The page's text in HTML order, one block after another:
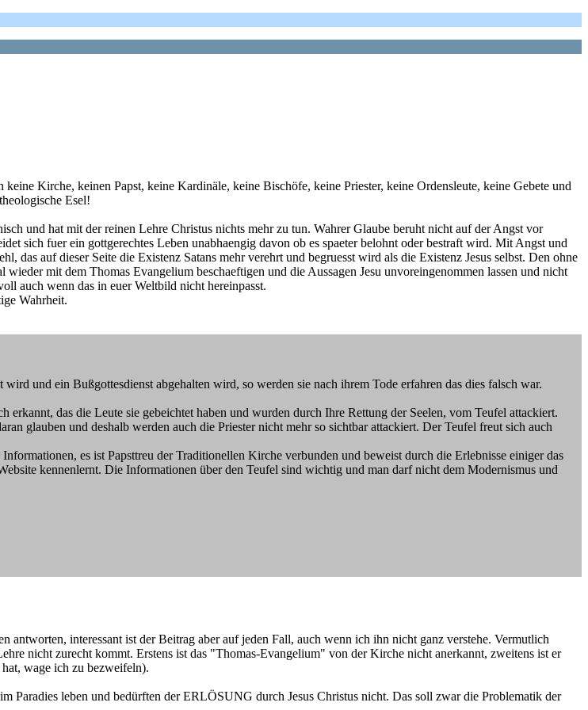
Kirche, keinen Papst, keine Kardinäle, keine Bischöfe, keine Priester, keine Ordensleute, keine Gebete und
Esel!
und hat mit der reinen Lehre Christus nichts mehr zu tun. Wahrer Glaube beruht nicht auf der Angst vor
sich fuer ein gottgerechtes Leben unabhaengig davon ob es spaeter belohnt oder bestraft wird. Mit Angst und
das auf dieser Seite die Existenz Satans mehr verehrt und begruesst wird als die Existenz Jesus selbst. Den ohne
mit dem Thomas Evangelium beschaeftigen und die Aussagen Jesu unvoreingenommen lassen und nicht
auch wenn das in euer Weltbild nicht hereinpasst.
Wahrheit.
und ein Bußgottesdienst abgehalten wird, so werden sie nach ihrem Tode erfahren das dies falsch war.
das die Leute sie gebeichtet haben und wurden durch Ihre Rettung der Seelen, vom Teufel attackiert.
glauben und deshalb werden auch die Priester nicht mehr so sichtbar attackiert. Der Teufel freut sich auch
es ist Papsttreu der Traditionellen Kirche verbunden und beweist durch die Erlebnisse einiger das
kennenlernt. Die Informationen über den Teufel sind wichtig und man darf nicht dem Modernismus und
interessant ist der Beitrag aber auf jeden Fall, auch wenn ich ihn nicht ganz verstehe. Vermutlich
nicht zurecht kommt. Erstens ist das "Thomas-Evangelium" von der Kirche nicht anerkannt, zweitens ist er
wage ich zu bezweifeln).
leben und bedürften der ERLÖSUNG durch Jesus Christus nicht. Das soll zwar die Problematik der